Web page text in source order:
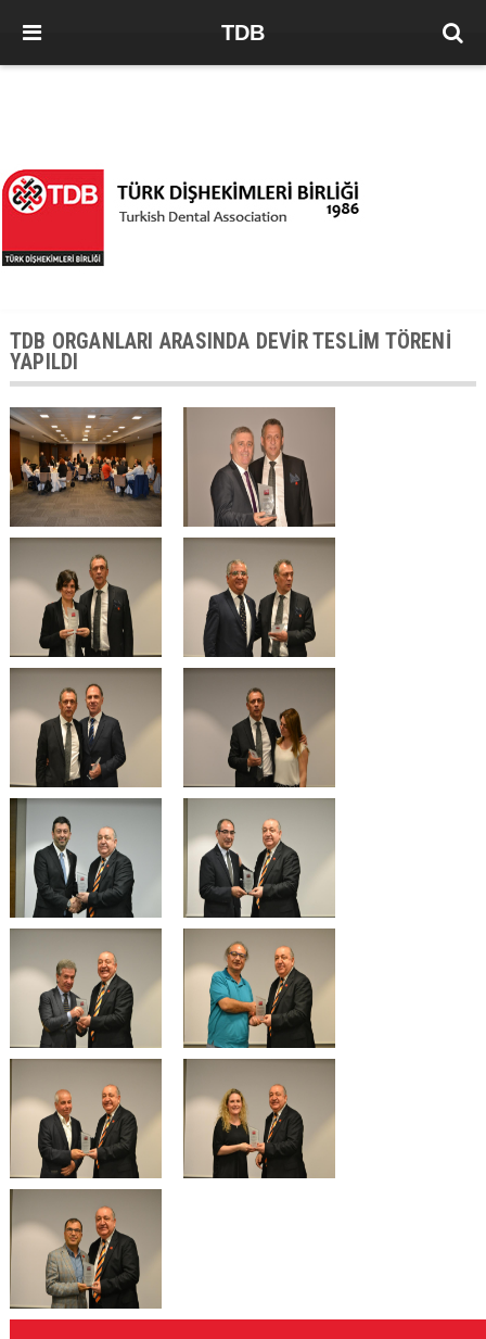
TDB
TDB ORGANLARI ARASINDA DEVİR TESLİM TÖRENİ
YAPILDI